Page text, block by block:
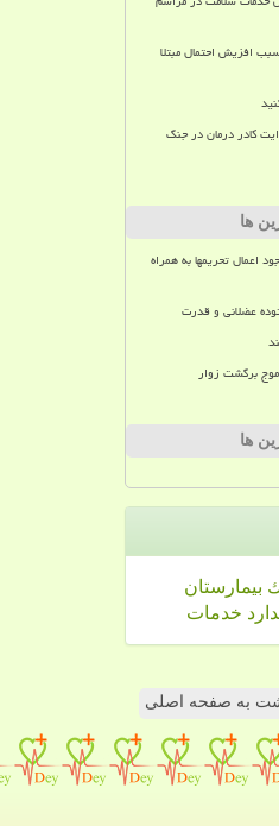
افزیش احتمال مبتلا
کادر درمان در جنگ
ها
اعمال تحریمها به همراه
عضلانی و قدرت
برگشت زوار
ها
بیمارستان
خدمات
به صفحه اصلی